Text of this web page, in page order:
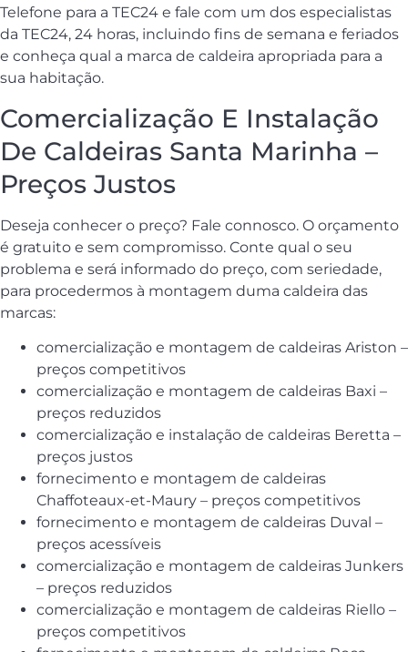
Telefone para a TEC24 e fale com um dos especialistas
da TEC24, 24 horas, incluindo fins de semana e feriados
e conheça qual a marca de caldeira apropriada para a
sua habitação.
Comercialização E Instalação
De Caldeiras Santa Marinha –
Preços Justos
Deseja conhecer o preço? Fale connosco. O orçamento
é gratuito e sem compromisso. Conte qual o seu
problema e será informado do preço, com seriedade,
para procedermos à montagem duma caldeira das
marcas:
comercialização e montagem de caldeiras Ariston –
preços competitivos
comercialização e montagem de caldeiras Baxi –
preços reduzidos
comercialização e instalação de caldeiras Beretta –
preços justos
fornecimento e montagem de caldeiras
Chaffoteaux-et-Maury – preços competitivos
fornecimento e montagem de caldeiras Duval –
preços acessíveis
comercialização e montagem de caldeiras Junkers
– preços reduzidos
comercialização e montagem de caldeiras Riello –
preços competitivos